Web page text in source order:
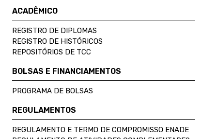
ACADÊMICO
REGISTRO DE DIPLOMAS
REGISTRO DE HISTÓRICOS
REPOSITÓRIOS DE TCC
BOLSAS E FINANCIAMENTOS
PROGRAMA DE BOLSAS
REGULAMENTOS
REGULAMENTO E TERMO DE COMPROMISSO ENADE